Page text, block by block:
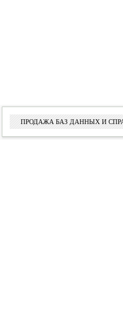
ПРОДАЖА БАЗ ДАННЫХ И